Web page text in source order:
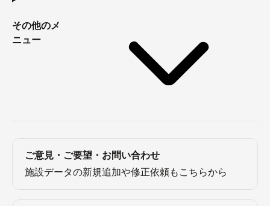
その他のメ
ニュー
ご意見・ご要望・お問い合わせ
施設データの新規追加や修正依頼もこちらから